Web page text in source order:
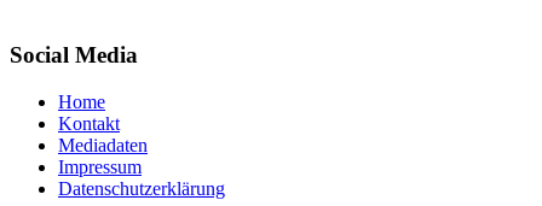
Social Media
Home
Kontakt
Mediadaten
Impressum
Datenschutzerklärung